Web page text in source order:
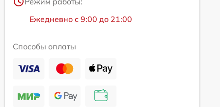
Ежедневно с 9:00 до 21:00
Способы оплаты